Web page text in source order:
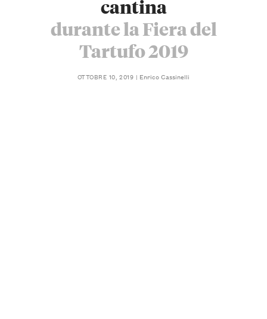
cantina
durante la Fiera del
Tartufo 2019
OTTOBRE 10, 2019 Enrico Cassinelli